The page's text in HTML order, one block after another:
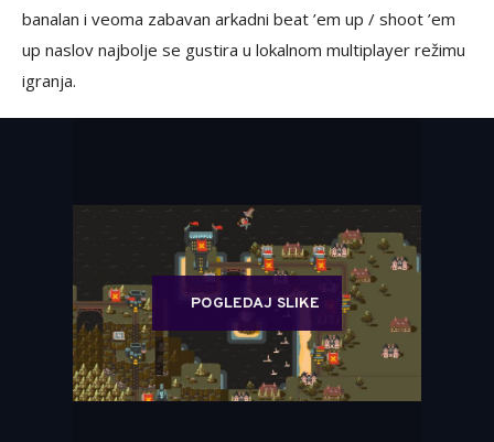
banalan i veoma zabavan arkadni beat ’em up / shoot ’em
up naslov najbolje se gustira u lokalnom multiplayer režimu
igranja.
POGLEDAJ SLIKE